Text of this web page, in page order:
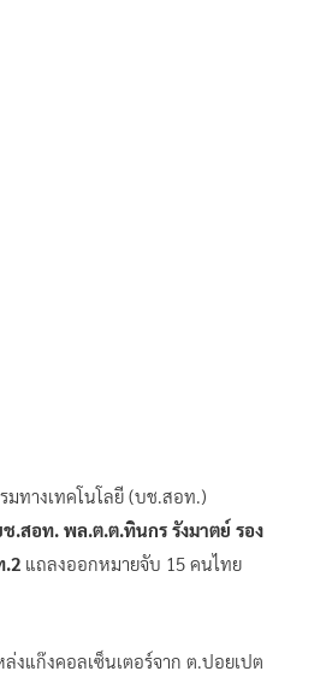
ทางเทคโนโลยี (บช.สอท.)
สอท. พล.ต.ต.ทินกร รังมาตย์ รอง
.2 แถลงออกหมายจับ 15 คนไทย
งแก๊งคอลเซ็นเตอร์จาก ต.ปอยเปต